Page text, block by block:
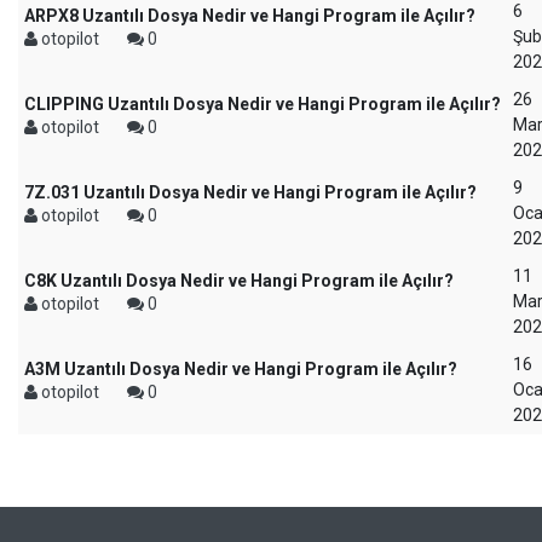
ARPX8 Uzantılı Dosya Nedir ve Hangi Program ile Açılır?
otopilot
0
6
CLIPPING Uzantılı Dosya Nedir ve Hangi Program ile Açılır?
otopilot
0
26
7Z.031 Uzantılı Dosya Nedir ve Hangi Program ile Açılır?
otopilot
0
9
C8K Uzantılı Dosya Nedir ve Hangi Program ile Açılır?
otopilot
0
11
A3M Uzantılı Dosya Nedir ve Hangi Program ile Açılır?
otopilot
0
16